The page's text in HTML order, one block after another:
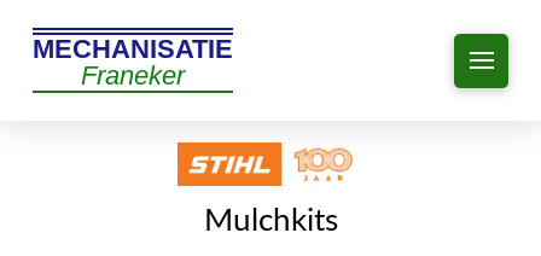
MECHANISATIE
Franeker
Mulchkits